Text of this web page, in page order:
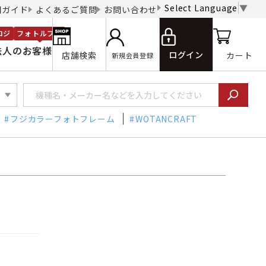
イド よくあるご質問 お問い合わせ Select Language ▼
のお客様
ジ フォトルプロ
店舗検索 新規会員登録 ログイン カート
フジカラーフォトフレーム WOTANCRAFT